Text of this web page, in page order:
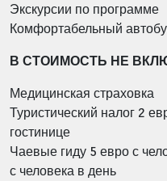
Экскурсии по программе
Комфортабельный
В СТОИМОСТЬ НЕ
Медицинская страховка
Туристический налог 2
гостинице
Чаевые гиду 5 евро с
с человека в день